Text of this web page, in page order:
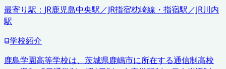
最寄り駅： JR鹿児島中央駅／JR指宿枕崎線・指宿駅／JR川内
駅
学校紹介
鹿島学園高等学校は、茨城県鹿嶋市に所在する通信制高校